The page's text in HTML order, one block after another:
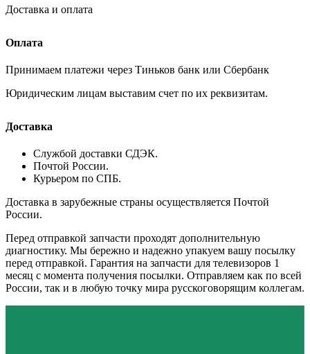
Доставка и оплата
Оплата
Принимаем платежи через Тиньков банк или Сбербанк
Юридическим лицам выставим счет по их реквизитам.
Доставка
Службой доставки СДЭК.
Почтой России.
Курьером по СПБ.
Доставка в зарубежные страны осуществляется Почтой
России.
Перед отправкой запчасти проходят дополнительную
диагностику. Мы бережно и надежно упакуем вашу посылку
перед отправкой. Гарантия на запчасти для телевизоров 1
месяц с момента получения посылки. Отправляем как по всей
России, так и в любую точку мира русскоговорящим коллегам.